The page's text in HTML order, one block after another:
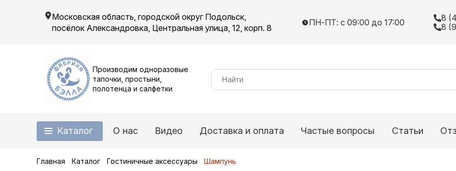
Московская область, городской округ Подольск,
посёлок Александровка, Центральная улица, 12, корп. 8
ПН-ПТ: с 09:00 до 17:00
8
8
Производим одноразовые
тапочки, простыни,
полотенца и салфетки
Каталог О нас Видео Доставка и оплата Частые вопросы Статьи
Главная Каталог Гостиничные аксессуары Шампунь